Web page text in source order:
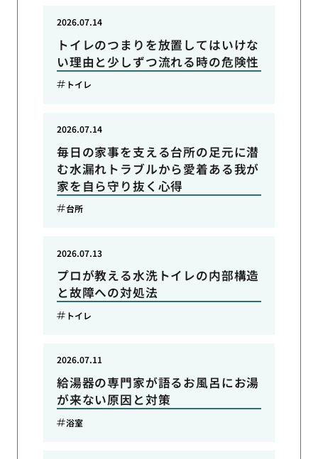
トイレのつまりを放置してはいけな
い理由と少しずつ流れる時の危険性
2026.07.14
トイレ
毎日の家事を支える台所の足元に潜
む水漏れトラブルから愛着ある我が
家を自ら守り抜く心得
2026.07.14
台所
プロが教える水洗トイレの内部構造
と故障への対処法
2026.07.13
トイレ
給湯器の専門家が語るお風呂にお湯
が来ない原因と対策
2026.07.11
浴室